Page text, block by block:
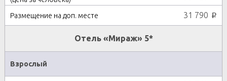
31 790 p
Отель «Мираж» 5*
Взрослый